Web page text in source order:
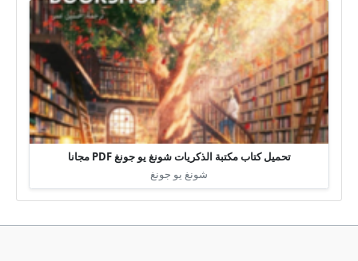
تحميل كتاب مكتبة الذكريات شونغ يو جونغ PDF مجانا
شونغ يو جونغ